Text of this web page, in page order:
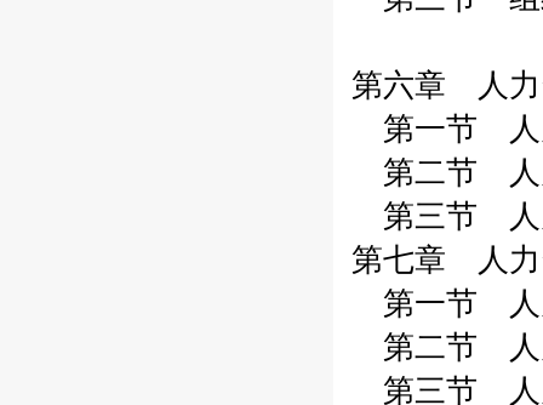
第六章 人力
第一节 人
第二节 人
第三节 人
第七章 人力
第一节 人
第二节 人
第三节 人